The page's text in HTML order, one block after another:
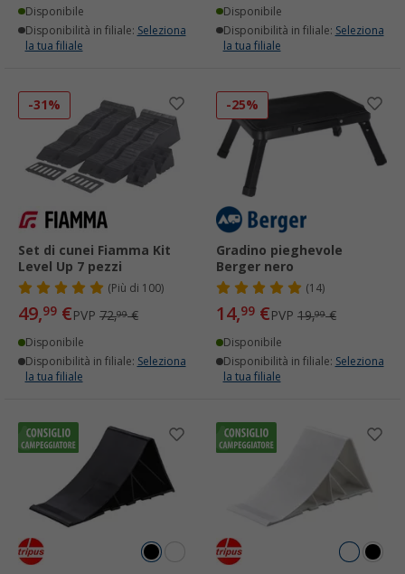
Disponibile
Disponibilità in filiale: Seleziona
la tua filiale
Disponibile
Disponibilità in filiale: Seleziona
la tua filiale
-31%
Set di cunei Fiamma Kit
Level Up 7 pezzi
( Più di 100)
49,99 €PVP 72,99€
Disponibile
Disponibilità in filiale: Seleziona
la tua filiale
-25%
Gradino pieghevole
Berger nero
(14)
14,99 €PVP 19,99€
Disponibile
Disponibilità in filiale: Seleziona
la tua filiale